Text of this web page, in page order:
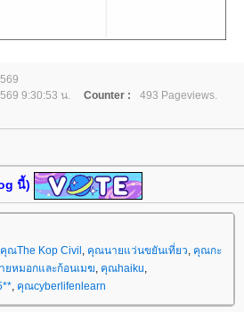
9:30:53 น. Counter :
493 Pageviews.
นี้)
คุณThe Kop Civil , คุณนายแว่นขยันเที่ยว, คุณกะ
ยหมอกและก้อนเมฆ, คุณhaiku,
, คุณcyberlifenlearn